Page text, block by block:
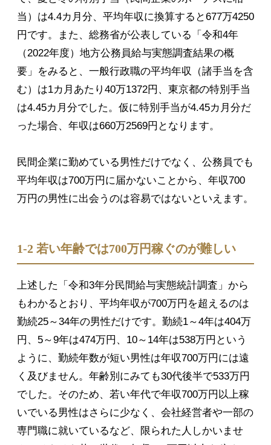
当）は4.4カ月分、平均年収に換算すると677万4250
円です。また、総務省が公表している「令和4年
（2022年度）地方公務員給与実態調査結果の概
要」をみると、一般行政職の平均年収（諸手当を含
む）は1カ月あたり40万1372円、東京都の特別手当
は4.45カ月分でした。仮に特別手当が4.45カ月分だ
った場合、年収は660万2569円となります。
民間企業に勤めている男性だけでなく、公務員でも
平均年収は700万円に届かないことから、年収700
万円の男性に出会うのは容易ではないといえます。
1-2 若い年齢では700万円稼ぐのが難しい
上述した「令和3年分民間給与実態統計調査」から
もわかるとおり、平均年収が700万円を超えるのは
勤続25～34年の男性だけです。勤続1～4年は404万
円、5～9年は474万円、10～14年は538万円という
ように、勤続年数が短い男性は年収700万円には遠
く及びません。年齢別にみても30代後半で533万円
でした。そのため、若い年代で年収700万円以上稼
いでいる男性はさらに少なく、会社経営者や一部の
専門職に就いているなど、限られた人しかいませ